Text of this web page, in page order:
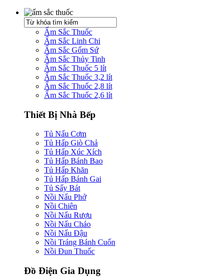
Ấm Sắc Thuốc
Ấm Sắc Linh Chi
Ấm Sắc Gốm Sứ
Ấm Sắc Thủy Tinh
Ấm Sắc Thuốc 5 lít
Ấm Sắc Thuốc 3,2 lít
Ấm Sắc Thuốc 2,8 lít
Ấm Sắc Thuốc 2,6 lít
Thiết Bị Nhà Bếp
Tủ Nấu Cơm
Tủ Hấp Giò Chả
Tủ Hấp Xúc Xích
Tủ Hấp Bánh Bao
Tủ Hấp Khăn
Tủ Hấp Bánh Gai
Tủ Sấy Bát
Nồi Nấu Phở
Nồi Chiên
Nồi Nấu Rượu
Nồi Nấu Cháo
Nồi Nấu Đậu
Nồi Tráng Bánh Cuốn
Nồi Đun Thuốc
Đồ Điện Gia Dụng